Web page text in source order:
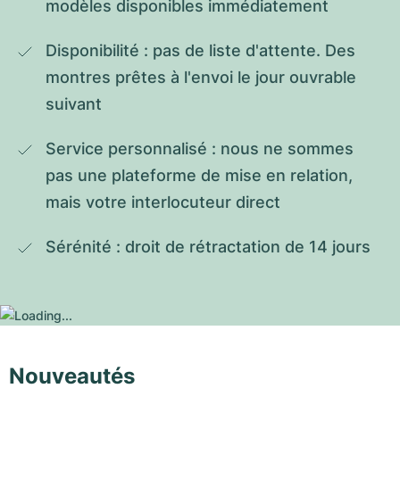
modèles disponibles immédiatement
Disponibilité : pas de liste d'attente. Des
montres prêtes à l'envoi le jour ouvrable
suivant
Service personnalisé : nous ne sommes
pas une plateforme de mise en relation,
mais votre interlocuteur direct
Sérénité : droit de rétractation de 14 jours
Nouveautés